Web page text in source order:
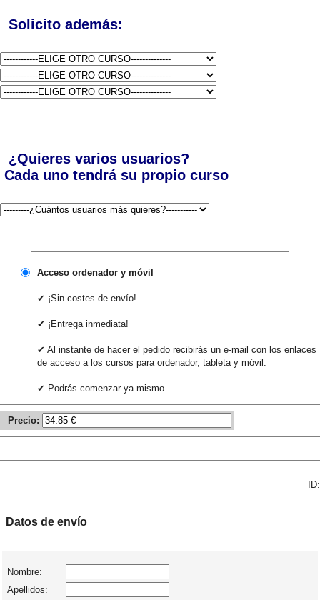
Solicito además:
¿Quieres varios usuarios?
Cada uno tendrá su propio curso
Acceso ordenador y móvil
✔ ¡Sin costes de envío!
✔ ¡Entrega inmediata!
✔ Al instante de hacer el pedido recibirás un e-mail con los enlaces
de acceso a los cursos para ordenador, tableta y móvil.
✔ Podrás comenzar ya mismo
Precio:
ID:
Datos de envío
Nombre:
Apellidos: